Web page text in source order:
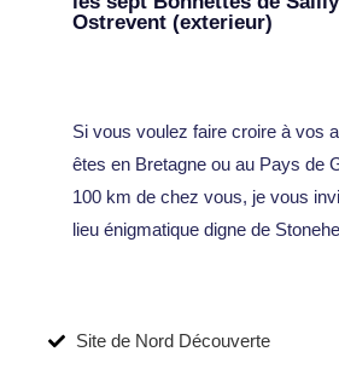
Ostrevent (exterieur)
Si vous voulez faire croire à vos
êtes en Bretagne ou au Pays de
100 km de chez vous, je vous
lieu énigmatique digne de
Site de Nord Découverte